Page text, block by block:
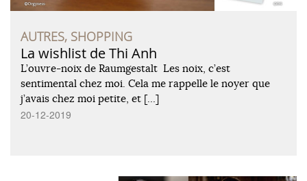
AUTRES, SHOPPING
La wishlist de Thi Anh
L’ouvre-noix de Raumgestalt Les noix, c’est
sentimental chez moi. Cela me rappelle le noyer que
j’avais chez moi petite, et […]
20-12-2019